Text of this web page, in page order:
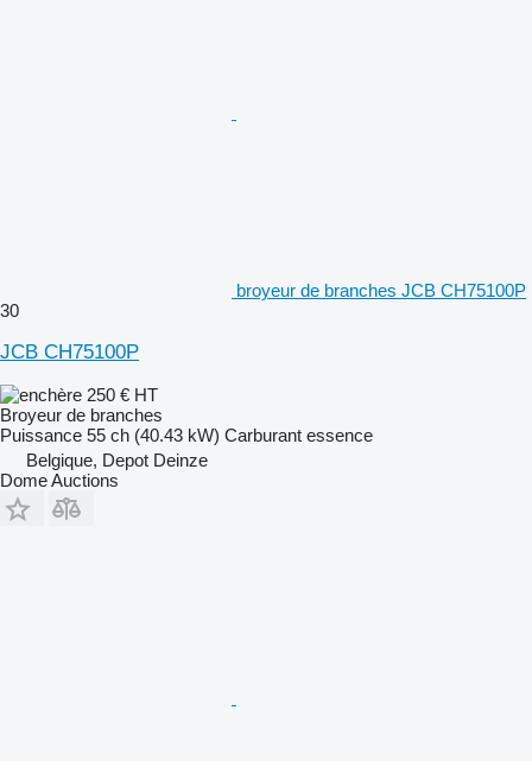
broyeur de branches JCB CH75100P
30
JCB CH75100P
250 € HT
Broyeur de branches
Puissance 55 ch (40.43 kW) Carburant essence
Belgique, Depot Deinze
Dome Auctions